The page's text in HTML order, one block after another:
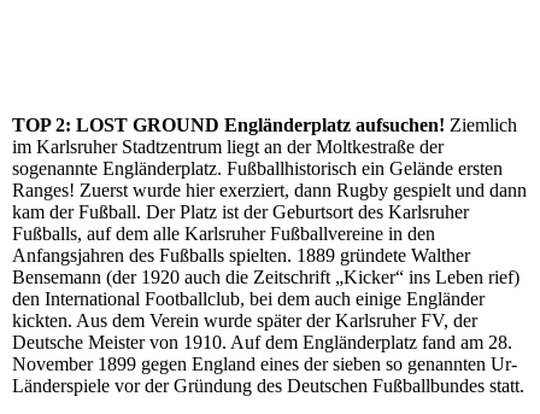
TOP 2: LOST GROUND Engländerplatz aufsuchen! Ziemlich
im Karlsruher Stadtzentrum liegt an der Moltkestraße der
sogenannte Engländerplatz. Fußballhistorisch ein Gelände ersten
Ranges! Zuerst wurde hier exerziert, dann Rugby gespielt und dann
kam der Fußball. Der Platz ist der Geburtsort des Karlsruher
Fußballs, auf dem alle Karlsruher Fußballvereine in den
Anfangsjahren des Fußballs spielten. 1889 gründete Walther
Bensemann (der 1920 auch die Zeitschrift „Kicker“ ins Leben rief)
den International Footballclub, bei dem auch einige Engländer
kickten. Aus dem Verein wurde später der Karlsruher FV, der
Deutsche Meister von 1910. Auf dem Engländerplatz fand am 28.
November 1899 gegen England eines der sieben so genannten Ur-
Länderspiele vor der Gründung des Deutschen Fußballbundes statt.